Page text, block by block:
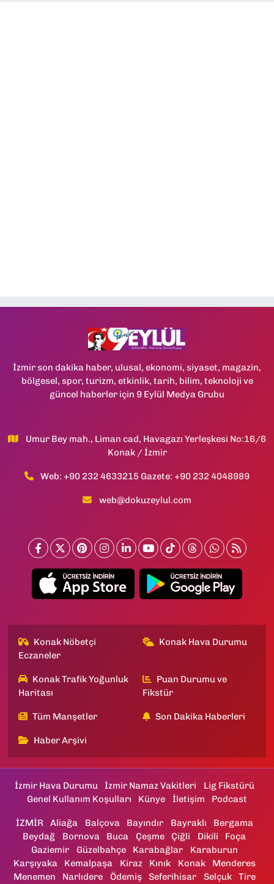
İzmir son dakika haber, ulusal, ekonomi, siyaset, magazin,
bölgesel, spor, turizm, etkinlik, tarih, bilim, teknoloji ve
güncel haberler için 9 Eylül Medya Grubu
Umur Bey mah., Liman cad, Havagazı Yerleşkesi No:16/6
Konak / İzmir
Web: +90 232 4633215 Gazete: +90 232 4048989
web@dokuzeylul.com
Konak Nöbetçi
Eczaneler
Konak Hava Durumu
Konak Trafik Yoğunluk
Haritası
Puan Durumu ve
Fikstür
Tüm Manşetler Son Dakika Haberleri
Haber Arşivi
İzmir Hava Durumu İzmir Namaz Vakitleri
Lig Fikstürü
Genel Kullanım Koşulları
Künye İletişim Podcast
İZMİR Aliağa Balçova Bayındır Bayraklı
Bergama
Beydağ
Bornova Buca Çeşme Çiğli Dikili
Foça
Gaziemir
Güzelbahçe Karabağlar
Karaburun
Karşıyaka
Kemalpaşa Kiraz Kınık Konak
Menderes
Menemen
Narlıdere Ödemiş Seferihisar Selçuk Tire